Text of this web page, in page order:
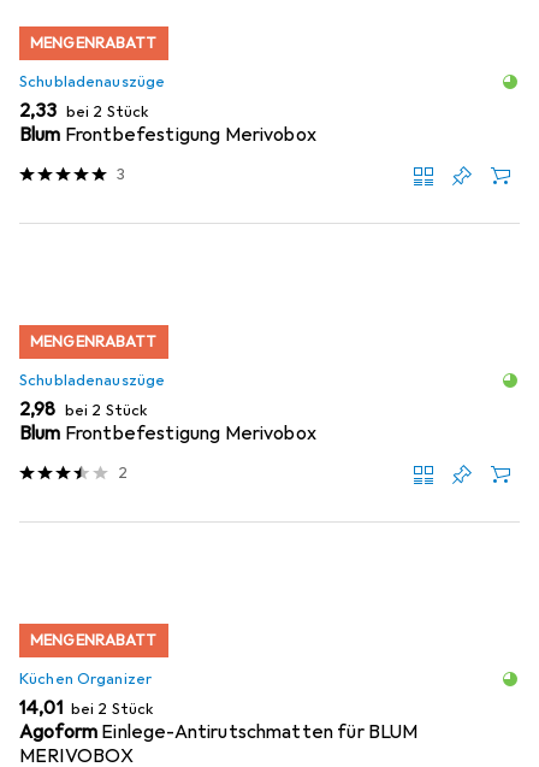
MENGENRABATT
Schubladenauszüge
EUR
2,33 bei 2 Stück
Blum Frontbefestigung Merivobox
3
MENGENRABATT
Schubladenauszüge
EUR
2,98 bei 2 Stück
Blum Frontbefestigung Merivobox
2
MENGENRABATT
Küchen Organizer
EUR
14,01 bei 2 Stück
Agoform Einlege-Antirutschmatten für BLUM
MERIVOBOX